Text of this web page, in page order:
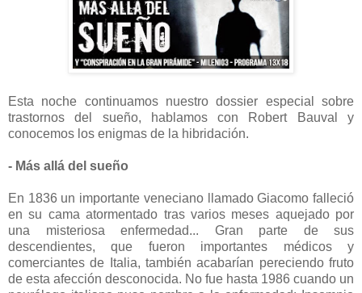
Esta noche continuamos nuestro dossier especial sobre
trastornos del sueño, hablamos con Robert Bauval y
conocemos los enigmas de la hibridación.
- Más allá del sueño
En 1836 un importante veneciano llamado Giacomo falleció
en su cama atormentado tras varios meses aquejado por
una misteriosa enfermedad... Gran parte de sus
descendientes, que fueron importantes médicos y
comerciantes de Italia, también acabarían pereciendo fruto
de esta afección desconocida. No fue hasta 1986 cuando un